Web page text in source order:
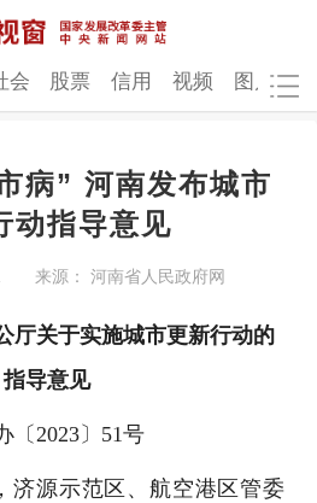
站地图
社会
图片 品牌
会 股票 信用 视频 图片
病” 河南发布城市
动指导意见
来源： 河南省人民政府网
厅关于实施城市更新行动的
指导意见
〔2023〕51号
济源示范区、航空港区管委